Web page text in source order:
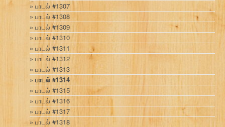
பாடல் #1307
பாடல் #1308
பாடல் #1309
பாடல் #1310
பாடல் #1311
பாடல் #1312
பாடல் #1313
பாடல் #1314
பாடல் #1315
பாடல் #1316
பாடல் #1317
பாடல் #1318